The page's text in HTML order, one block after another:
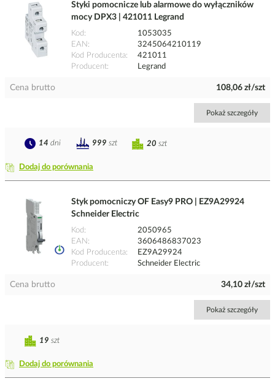
Styki pomocnicze lub alarmowe do wyłączników
mocy DPX3 | 421011 Legrand
Kod
1053035
EAN
3245064210119
Kod Producenta
421011
Producent
Legrand
Cena brutto 108,06 zł/szt
Pokaż szczegóły
Dodaj do porównania
20 szt
14 dni 999 szt
Styk pomocniczy OF Easy9 PRO | EZ9A29924
Schneider Electric
Kod
2050965
EAN
3606486837023
Kod Producenta
EZ9A29924
Producent
Schneider Electric
Cena brutto 34,10 zł/szt
Pokaż szczegóły
Dodaj do porównania
19 szt